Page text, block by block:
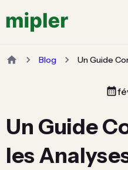
Blog Un Guide
Un Guide
les